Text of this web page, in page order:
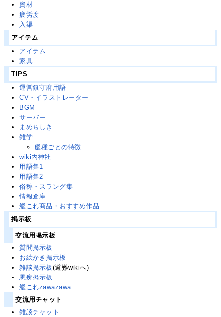
資材
疲労度
入渠
アイテム
アイテム
家具
TIPS
運営鎮守府用語
CV・イラストレーター
BGM
サーバー
まめちしき
雑学
艦種ごとの特徴
wiki内神社
用語集1
用語集2
俗称・スラング集
情報倉庫
艦これ商品・おすすめ作品
掲示板
交流用掲示板
質問掲示板
お絵かき掲示板
雑談掲示板(避難wikiへ)
愚痴掲示板
艦これzawazawa
交流用チャット
雑談チャット